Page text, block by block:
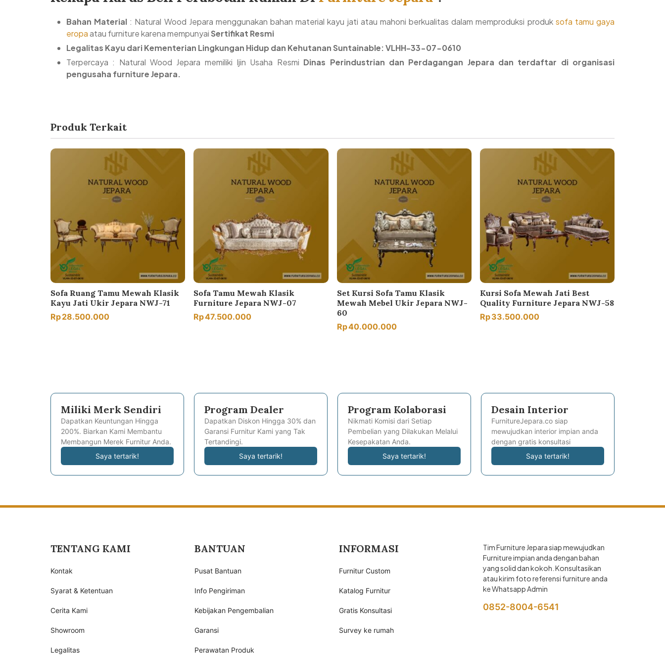
Bahan Material : Natural Wood Jepara menggunakan bahan material kayu jati atau mahoni berkualitas dalam memproduksi produk sofa tamu gaya
eropaatau furniture karena mempunyai Sertifikat Resmi
Legalitas Kayu dari Kementerian Lingkungan Hidup dan Kehutanan Suntainable: VLHH-33-07-0610
Terpercaya : Natural Wood Jepara memiliki Ijin Usaha Resmi Dinas Perindustrian dan Perdagangan Jepara dan terdaftar di organisasi
pengusaha furniture Jepara.
Produk Terkait
Sofa Ruang Tamu Mewah Klasik
Kayu Jati Ukir Jepara NWJ-71
Rp28.500.000
Sofa Tamu Mewah Klasik
Furniture Jepara NWJ-07
Rp47.500.000
Set Kursi Sofa Tamu Klasik
Mewah Mebel Ukir Jepara NWJ-
60
Rp40.000.000
Kursi Sofa Mewah Jati Best
Quality Furniture Jepara NWJ-58
Rp33.500.000
Miliki Merk Sendiri
Dapatkan Keuntungan Hingga
200%. Biarkan Kami Membantu
Membangun Merek Furnitur Anda.
Saya tertarik!
Program Dealer
Dapatkan Diskon Hingga 30% dan
Garansi Furnitur Kami yang Tak
Tertandingi.
Saya tertarik!
Program Kolaborasi
Nikmati Komisi dari Setiap
Pembelian yang Dilakukan Melalui
Kesepakatan Anda.
Saya tertarik!
Desain Interior
FurnitureJepara.co siap
mewujudkan interior impian anda
dengan gratis konsultasi
Saya tertarik!
TENTANG KAMI
Kontak
Syarat & Ketentuan
Cerita Kami
Showroom
Legalitas
BANTUAN
Pusat Bantuan
Info Pengiriman
Kebijakan Pengembalian
Garansi
Perawatan Produk
INFORMASI
Furnitur Custom
Katalog Furnitur
Gratis Konsultasi
Survey ke rumah
Tim Furniture Jepara siap mewujudkan
Furniture impian anda dengan bahan
yang solid dan kokoh. Konsultasikan
atau kirim foto referensi furniture anda
ke Whatsapp Admin
0852-8004-6541